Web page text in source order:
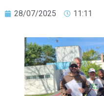
28/07/2025 11:11